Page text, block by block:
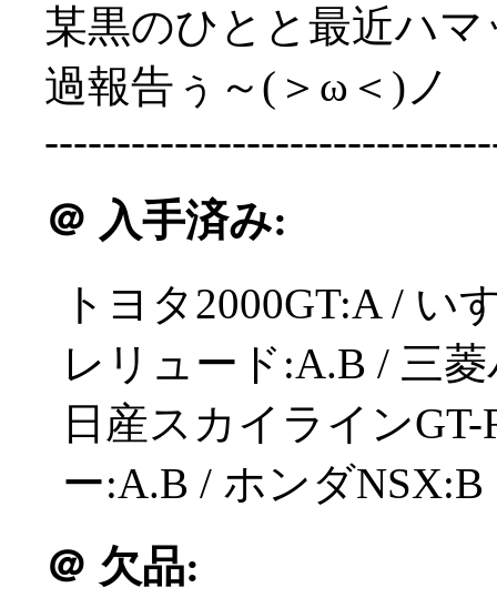
某黒のひとと最近ハ
過報告ぅ～(＞ω＜)ノ
＠ 入手済み:
トヨタ2000GT:A / い
レリュード:A.B / 三
日産スカイライン
ー:A.B / ホンダNSX:B
＠ 欠品: